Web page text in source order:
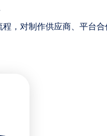
，对制作供应商、平台